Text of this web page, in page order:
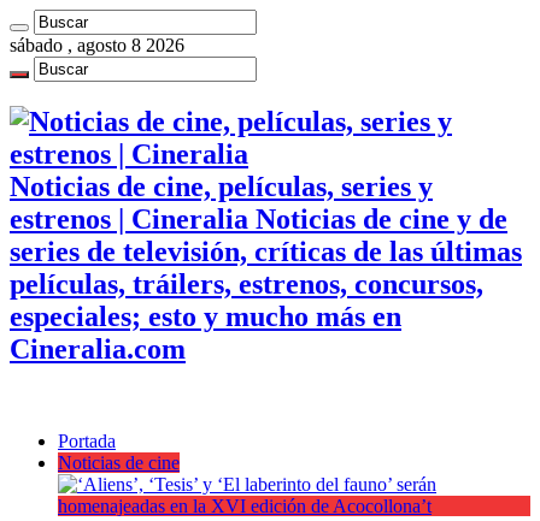
sábado , agosto 8 2026
Noticias de cine, películas, series y
estrenos | Cineralia Noticias de cine y de
series de televisión, críticas de las últimas
películas, tráilers, estrenos, concursos,
especiales; esto y mucho más en
Cineralia.com
Portada
Noticias de cine